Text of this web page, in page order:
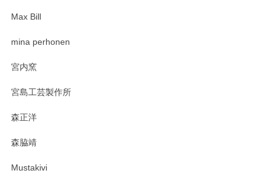
おかけしました。 ありがとうございます。
Max Bill
mina perhonen
宮内窯
宮島工芸製作所
森正洋
森脇靖
Mustakivi